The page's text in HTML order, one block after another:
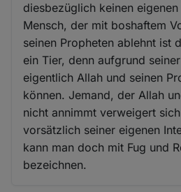
diesbezüglich keinen
Mensch, der mit boshaftem
seinen Propheten ablehnt ist
ein Tier, denn aufgrund
eigentlich Allah und seinen
können. Jemand, der Allah
nicht annimmt verweigert
vorsätzlich seiner eigenen
kann man doch mit Fug und
bezeichnen.